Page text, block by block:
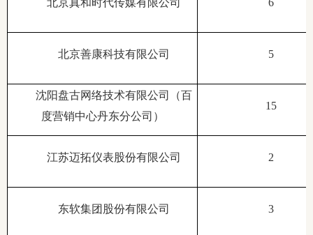
北京真和时代传媒有限公司 6
北京善康科技有限公司 5
沈阳盘古网络技术有限公司（百
度营销中心丹东分公司）
15
江苏迈拓仪表股份有限公司 2
东软集团股份有限公司 3